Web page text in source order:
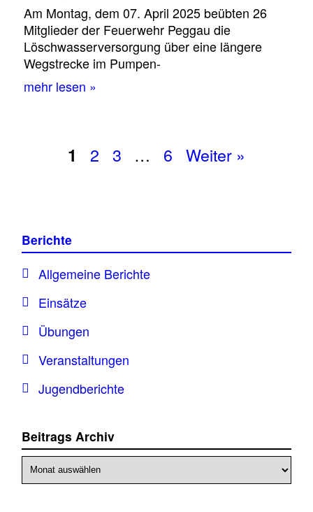
Am Montag, dem 07. April 2025 beübten 26
Mitglieder der Feuerwehr Peggau die
Löschwasserversorgung über eine längere
Wegstrecke im Pumpen-
mehr lesen »
1 2 3 … 6 Weiter »
Berichte
Allgemeine Berichte
Einsätze
Übungen
Veranstaltungen
Jugendberichte
Beitrags Archiv
Beitrags
Archiv